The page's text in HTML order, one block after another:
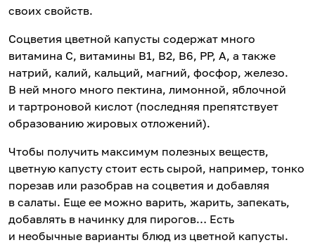
своих свойств.
Соцветия цветной капусты содержат много
витамина С, витамины В1, В2, В6, РР, А, а также
натрий, калий, кальций, магний, фосфор, железо.
В ней много много пектина, лимонной, яблочной
и тартроновой кислот (последняя препятствует
образованию жировых отложений).
Чтобы получить максимум полезных веществ,
цветную капусту стоит есть сырой, например, тонко
порезав или разобрав на соцветия и добавляя
в салаты. Еще ее можно варить, жарить, запекать,
добавлять в начинку для пирогов… Есть
и необычные варианты блюд из цветной капусты.